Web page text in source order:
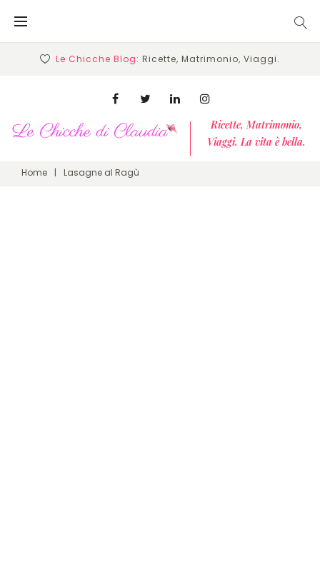
Le Chicche Blog: Ricette, Matrimonio, Viaggi.
Ricette, Matrimonio,
Viaggi. La vita è bella.
Facebook LinkedinInstagram
Home | Lasagne al Ragù